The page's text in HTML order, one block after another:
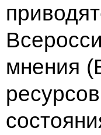
мнения